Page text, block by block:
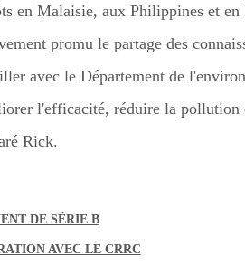
en Malaisie, aux Philippines et
promu le partage des
avec le Département de
l'efficacité, réduire la
Rick.
DE SÉRIE B
AVEC LE CRRC